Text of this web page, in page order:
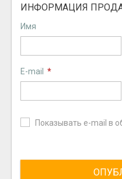
ИНФОРМАЦИЯ
Имя
E-mail *
Показывать e-mail в